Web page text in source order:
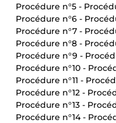
Procédure n°5 -
Procédure n°6 -
Procédure n°7 -
Procédure n°8 -
Procédure n°9 -
Procédure n°10 -
Procédure n°11 -
Procédure n°12 -
Procédure n°13 -
Procédure n°14 -